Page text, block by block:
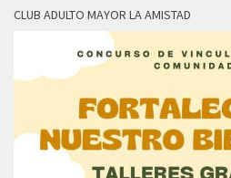
CLUB ADULTO MAYOR LA AMISTAD